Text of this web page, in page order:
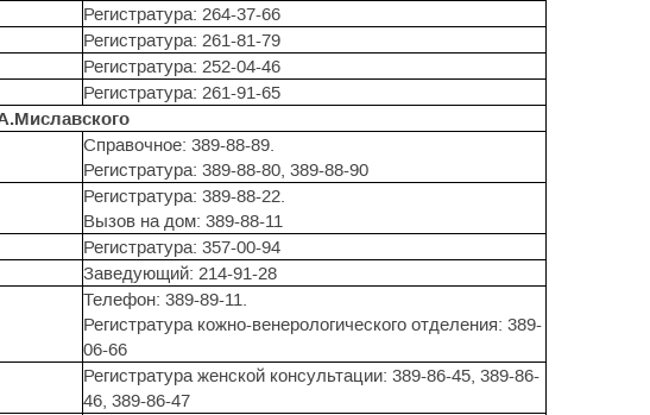
Регистратура: 264-37-66
Регистратура: 261-81-79
Регистратура: 252-04-46
Регистратура: 261-91-65
Справочное: 389-88-89.
Регистратура: 389-88-80, 389-88-90
Регистратура: 389-88-22.
Вызов на дом: 389-88-11
Регистратура: 357-00-94
Заведующий: 214-91-28
Телефон: 389-89-11.
Регистратура кожно-венерологического отделения: 389-
06-66
Регистратура женской консультации: 389-86-45, 389-86-
46, 389-86-47